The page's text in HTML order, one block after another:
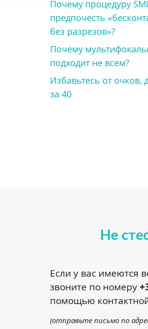
Почему процедуру
предпочесть
без разрезов»?
Почему
подходит не всем?
Избавьтесь от очков,
за 40
Не
Если у вас имеются
звоните по номеру
помощью
(отправьте письмо по